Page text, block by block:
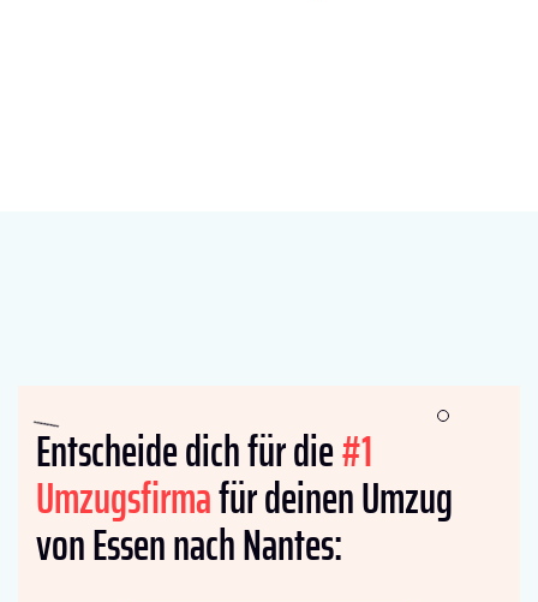
Entscheide dich für die#1
Umzugsfirmafür deinen Umzug
von Essen nach Nantes: